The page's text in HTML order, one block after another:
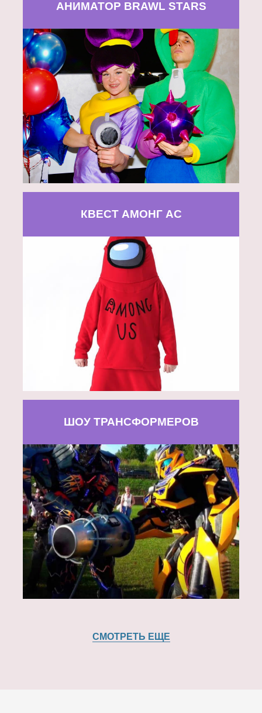
АНИМАТОР BRAWL STARS
КВЕСТ АМОНГ АС
ШОУ ТРАНСФОРМЕРОВ
СМОТРЕТЬ ЕЩЕ